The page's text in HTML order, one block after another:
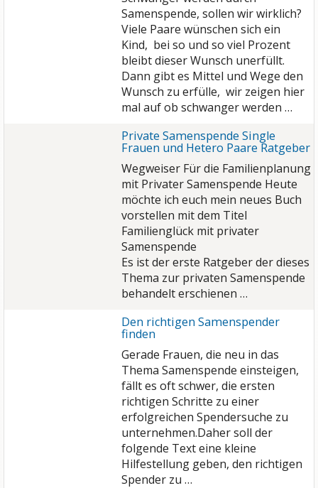
Samenspende, sollen wir wirklich?
Viele Paare wünschen sich ein
Kind, bei so und so viel Prozent
bleibt dieser Wunsch unerfüllt.
Dann gibt es Mittel und Wege den
Wunsch zu erfülle, wir zeigen hier
mal auf ob schwanger werden …
Private Samenspende Single
Frauen und Hetero Paare Ratgeber
Wegweiser Für die Familienplanung
mit Privater Samenspende Heute
möchte ich euch mein neues Buch
vorstellen mit dem Titel
Familienglück mit privater
Samenspende
Es ist der erste Ratgeber der dieses
Thema zur privaten Samenspende
behandelt erschienen …
Den richtigen Samenspender
finden
Gerade Frauen, die neu in das
Thema Samenspende einsteigen,
fällt es oft schwer, die ersten
richtigen Schritte zu einer
erfolgreichen Spendersuche zu
unternehmen.Daher soll der
folgende Text eine kleine
Hilfestellung geben, den richtigen
Spender zu …